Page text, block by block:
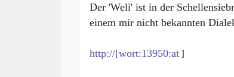
Der 'Weli' ist in der
einem mir nicht bekannten
http://[wort:13950:at]